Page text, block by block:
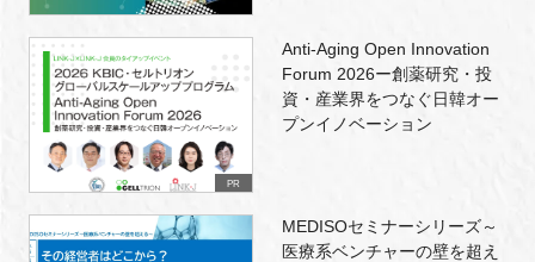
PR
Anti-Aging Open Innovation
Forum 2026ー創薬研究・投
資・産業界をつなぐ日韓オー
プンイノベーション
MEDISOセミナーシリーズ～
医療系ベンチャーの壁を超え